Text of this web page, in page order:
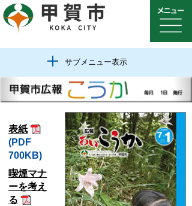
サブメニュー表示
表紙
(PDF
700KB)
喫煙マナ
ーを考え
る